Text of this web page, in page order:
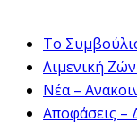
Το
Λιμενική
Νέα –
Αποφάσεις –